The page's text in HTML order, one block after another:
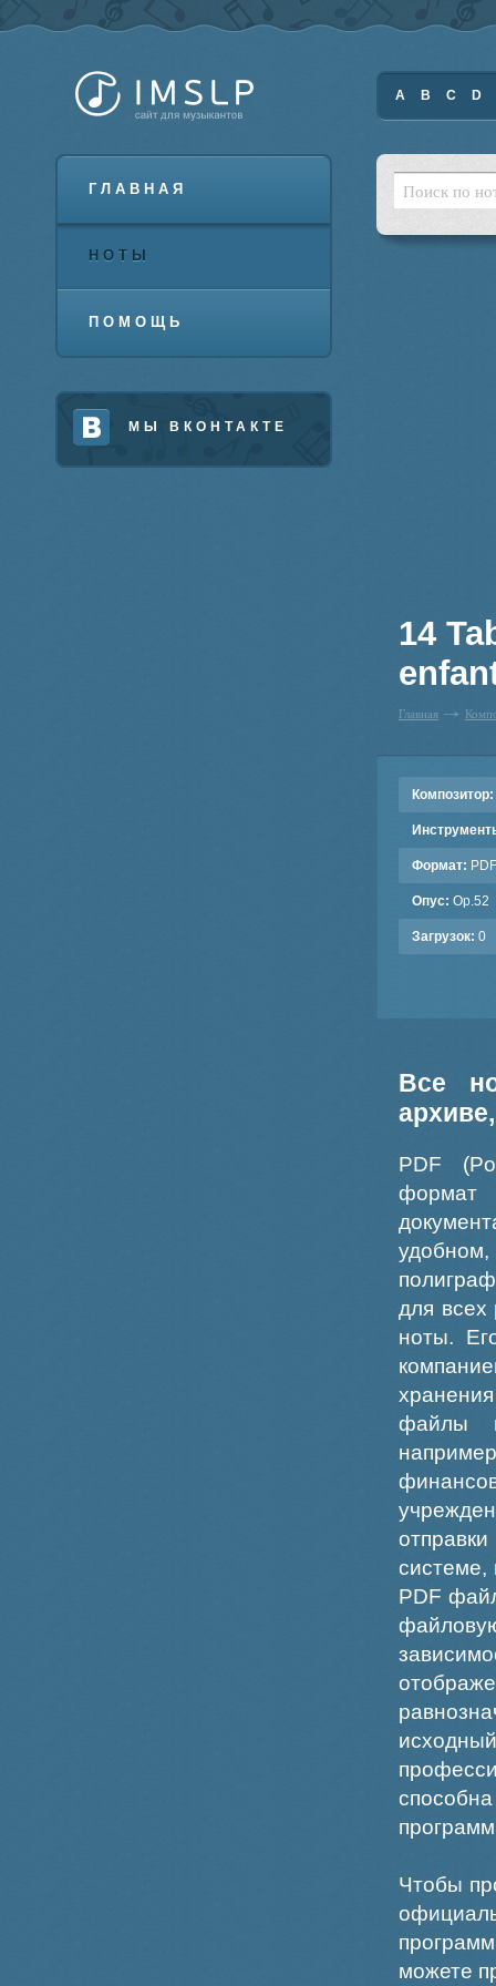
ГЛАВНАЯ
НОТЫ
ПОМОЩЬ
МЫ ВКОНТАКТЕ
A B C D
14
Главная
Композитор:
Формат: PDF
Опус: Op.52
Загрузок: 0
Все
PDF
формат
для всех
ноты.
файлы
системе,
PDF
Чтобы
можете